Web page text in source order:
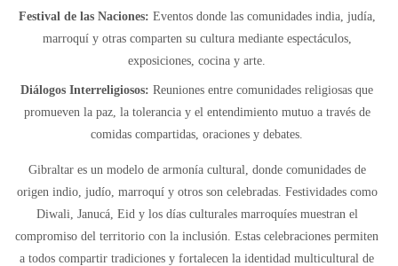
Festival de las Naciones: Eventos donde las comunidades india, judía,
marroquí y otras comparten su cultura mediante espectáculos,
exposiciones, cocina y arte.
Diálogos Interreligiosos: Reuniones entre comunidades religiosas que
promueven la paz, la tolerancia y el entendimiento mutuo a través de
comidas compartidas, oraciones y debates.
Gibraltar es un modelo de armonía cultural, donde comunidades de
origen indio, judío, marroquí y otros son celebradas. Festividades como
Diwali, Janucá, Eid y los días culturales marroquíes muestran el
compromiso del territorio con la inclusión. Estas celebraciones permiten
a todos compartir tradiciones y fortalecen la identidad multicultural de